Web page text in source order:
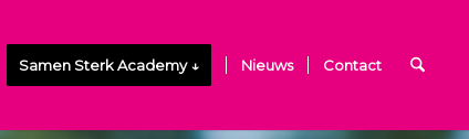
Samen Sterk Academy ↓ Nieuws Contact